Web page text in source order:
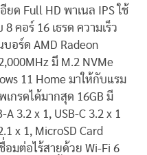
ยด Full HD พาเนล IPS ใช้
8 คอร์ 16 เธรด ความเร็ว
อร์ด AMD Radeon
มี M.2 NVMe
11 Home มาให้กับแรม
เกรดได้มากสุด 16GB มี
3.2 x 1, USB-C 3.2 x 1
x 1, MicroSD Card
อมต่อไร้สายด้วย Wi-Fi 6